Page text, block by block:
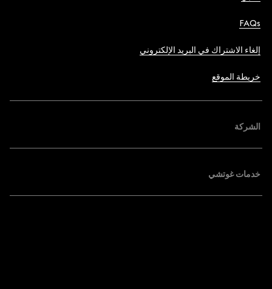
FAQs
إلغاء الاشتراك في البريد الإلكتروني
خريطة الموقع
الشركة
خدمات غوتشي